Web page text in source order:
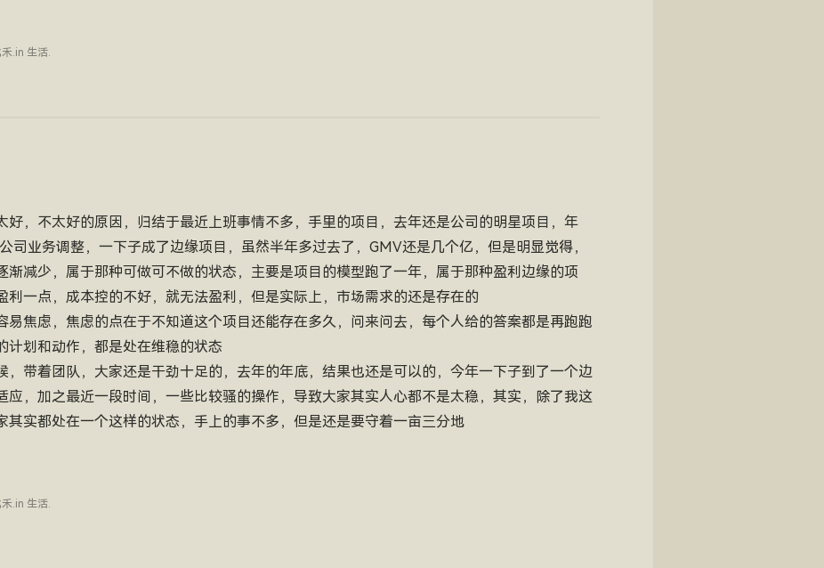
禾.in 生活.
好，不太好的原因，归结于最近上班事情不多，手里的项目，去年还是公司的明星项目，年
司业务调整，一下子成了边缘项目，虽然半年多过去了，GMV还是几个亿，但是明显觉得，
渐减少，属于那种可做可不做的状态，主要是项目的模型跑了一年，属于那种盈利边缘的项
利一点，成本控的不好，就无法盈利，但是实际上，市场需求的还是存在的
易焦虑，焦虑的点在于不知道这个项目还能存在多久，问来问去，每个人给的答案都是再跑跑
计划和动作，都是处在维稳的状态
，带着团队，大家还是干劲十足的，去年的年底，结果也还是可以的，今年一下子到了一个边
应，加之最近一段时间，一些比较骚的操作，导致大家其实人心都不是太稳，其实，除了我这
其实都处在一个这样的状态，手上的事不多，但是还是要守着一亩三分地
禾.in 生活.